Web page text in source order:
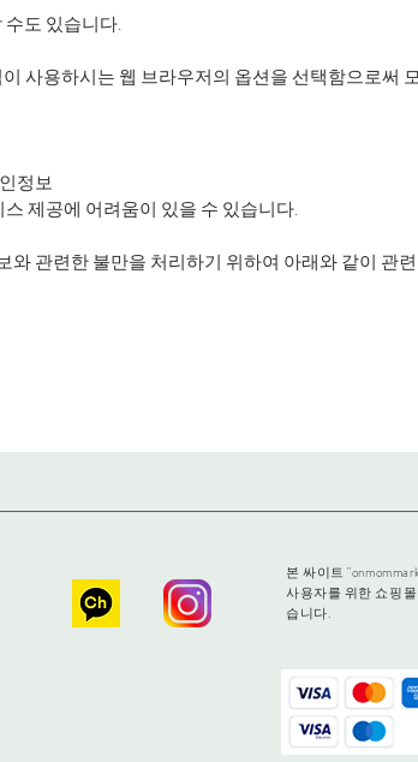
도 있습니다.
사용하시는 웹 브라우저의 옵션을 선택함으로써
정보
제공에 어려움이 있을 수 있습니다.
관련한 불만을 처리하기 위하여 아래와 같이 관
본 싸이트
사용자를 위한 쇼핑
습니다.